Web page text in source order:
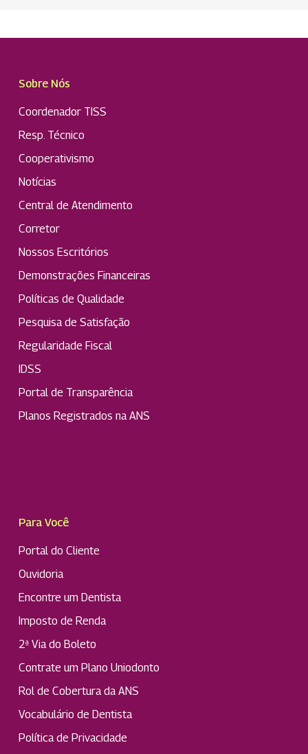
Sobre Nós
Coordenador TISS
Resp. Técnico
Cooperativismo
Notícias
Central de Atendimento
Corretor
Nossos Escritórios
Demonstrações Financeiras
Políticas de Qualidade
Pesquisa de Satisfação
Regularidade Fiscal
IDSS
Portal de Transparência
Planos Registrados na ANS
Para Você
Portal do Cliente
Ouvidoria
Encontre um Dentista
Imposto de Renda
2ª Via do Boleto
Contrate um Plano Uniodonto
Rol de Cobertura da ANS
Vocabulário de Dentista
Política de Privacidade